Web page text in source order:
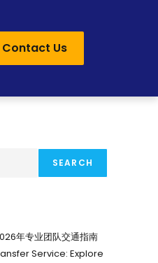
Contact Us
SEARCH
年专业团队交通指南
Service: Explore